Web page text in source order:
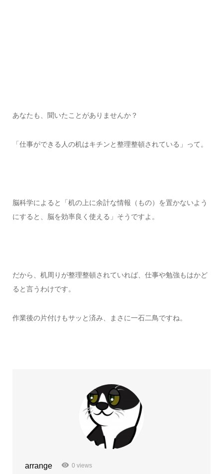
あなたも、聞いたことがありませんか？
「仕事ができる人の机はキチンと整理整頓されている」って。
脳科学によると「机の上に余計な情報（もの）を置かないよう
にすると、脳を効率良く使える」そうですよ。
だから、机周りが整理整頓されていれば、仕事や勉強もはかど
ると言うわけです。
作業後の片付けもサッと済み、まさに一石二鳥ですね。
arrange 0 views